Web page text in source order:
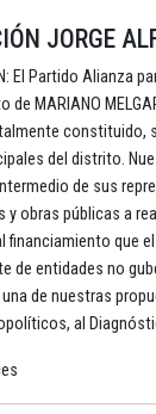
JORGE
El Partido Alianza
de MARIANO
constituido,
del distrito.
de sus
y obras públicas a
financiamiento que
de entidades no
de nuestras
al